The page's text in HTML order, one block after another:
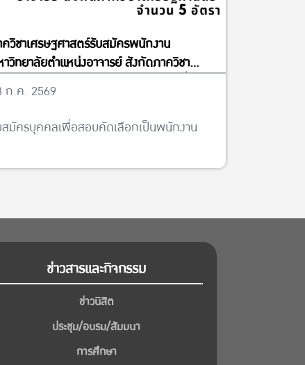
วิชาเศรษฐศาสตร์รับสมัครพนักงาน
วิทยาลัยตำแหน่งอาจารย์ สังกัดภาควิชา
ษฐศาสตร์ จำนวน 5 อัตรา ได้ตั้งแต่บัดนี้จนถึง
13 พฤศจิกายน พ.ศ. 2569
ก.ค. 2569
มัครบุคคลเพื่อสอบคัดเลือกเป็นพนักงาน
ข่าวสารและกิจกรรม
ข่าวนิสิต
ประชุม/อบรม/สัมมนา
การศึกษา